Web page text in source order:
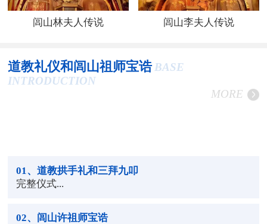
闾山林夫人传说 闾山李夫人传说
道教礼仪和闾山祖师宝诰 BASE
INTRODUCTION
MORE
01 、道教拱手礼和三拜九叩
完整仪式...
02、闾山许祖师宝诰